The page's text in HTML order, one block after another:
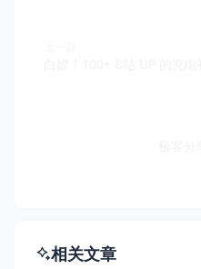
相关文章